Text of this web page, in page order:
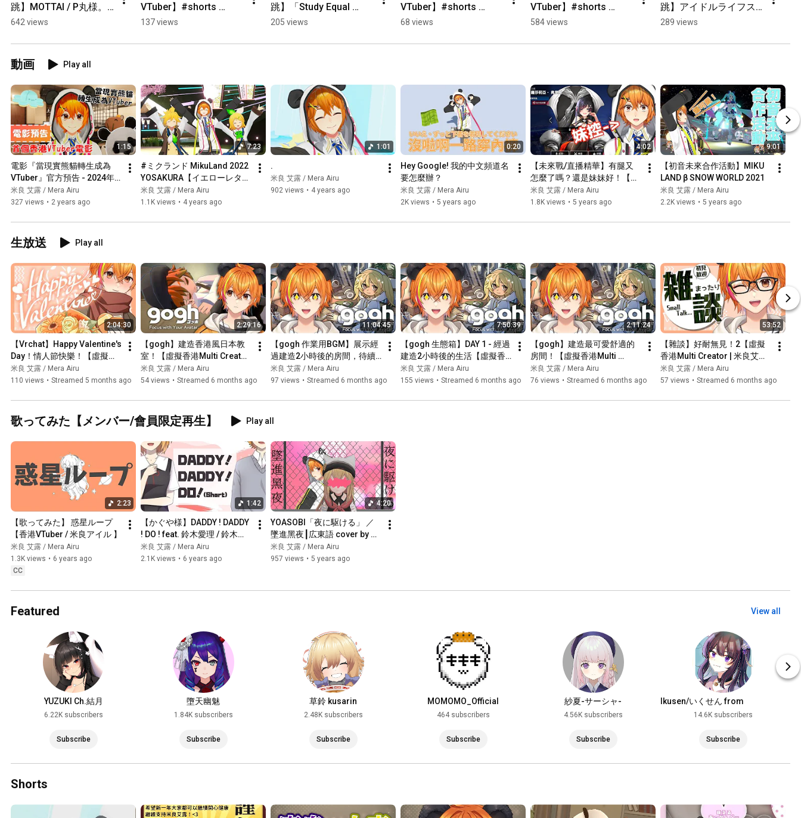
跳】MOTTAI / P丸様。
【米良艾露/香港
#mottai
642 views
VTuber】#shorts
#short #varkshorts
137 views
跳】「Study Equal
Magic!」S.E.Mダンス！
VTuber】#shorts
205 views
VTuber】#shorts
#short #varkshorts
68 views
VTuber】#shorts
#short #varkshorts
584 views
跳】アイドルライフス
ターターパックiLiFE!
VTuber】#shorts
289 views
動画 Play all
1:15
電影『當現實熊貓轉生成為
VTuber』官方預告 - 2024年4
月1日 香港VTuber強勢回
歸！！！
米良 艾露 / Mera Airu
327 views • 2 years ago
7:23
#ミクランド MikuLand 2022
YOSAKURA【イエローレター
ソング】【初音未來合作活
動】
米良 艾露 / Mera Airu
1.1K views • 4 years ago
1:01
.
米良 艾露 / Mera Airu
902 views • 4 years ago
0:20
Hey Google! 我的中文頻道名
要怎麼辦？
米良 艾露 / Mera Airu
2K views • 5 years ago
4:02
【未來戰/直播精華】有腿又
怎麼了嗎？還是妹妹好！【米
良アイル】
米良 艾露 / Mera Airu
1.8K views • 5 years ago
9:01
【初音未來合作活動】MIKU
LAND β SNOW WORLD 2021
米良 艾露 / Mera Airu
2.2K views • 5 years ago
生放送 Play all
2:04:30
【Vrchat】Happy Valentine's
Day！情人節快樂！【虛擬香
港Multi Creator | 米良艾露】
米良 艾露 / Mera Airu
110 views • Streamed 5 months ago
2:29:16
【gogh】建造香港風日本教
室！【虛擬香港Multi Creator
| 米良艾露】
米良 艾露 / Mera Airu
54 views • Streamed 6 months ago
11:04:45
【gogh 作業用BGM】展示經
過建造2小時後的房間，待續
建造~【虛擬香港Multi
Creator | 米良艾露】
米良 艾露 / Mera Airu
97 views • Streamed 6 months ago
7:50:39
【gogh 生態箱】DAY 1 - 經過
建造2小時後的生活【虛擬香
港Multi Creator | 米良艾露】
米良 艾露 / Mera Airu
155 views • Streamed 6 months ago
2:11:24
【gogh】建造最可愛舒適的
房間！【虛擬香港Multi
Creator | 米良艾露】
米良 艾露 / Mera Airu
76 views • Streamed 6 months ago
53:52
【雜談】好耐無見！2【虛擬
香港Multi Creator | 米良艾
露】
米良 艾露 / Mera Airu
57 views • Streamed 6 months ago
歌ってみた【メンバー/會員限定再生】 Play all
2:23
【歌ってみた】 惑星ループ
【香港VTuber / 米良アイル 】
米良 艾露 / Mera Airu
1.3K views • 6 years ago
CC
1:42
【かぐや様】DADDY ! DADDY
! DO ! feat. 鈴木愛理 / 鈴木雅
之┃広東語 cover by 米良アイ
ル
米良 艾露 / Mera Airu
2.1K views • 6 years ago
4:20
YOASOBI「夜に駆ける」 ／
墜進黑夜┃広東語 cover by 米
良アイル
米良 艾露 / Mera Airu
957 views • 5 years ago
Featured View all
YUZUKI Ch.結月
6.22K subscribers
Subscribe
墮天幽魅
1.84K subscribers
Subscribe
草鈴 kusarin
2.48K subscribers
Subscribe
MOMOMO_Official
464 subscribers
Subscribe
紗夏-サーシャ-
4.56K subscribers
Subscribe
Ikusen/いくせん from
Taiwan【official】
14.6K subscribers
Subscribe
Shorts